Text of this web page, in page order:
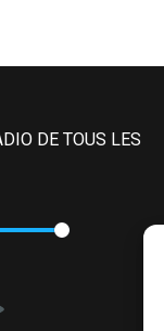
DE TOUS LES